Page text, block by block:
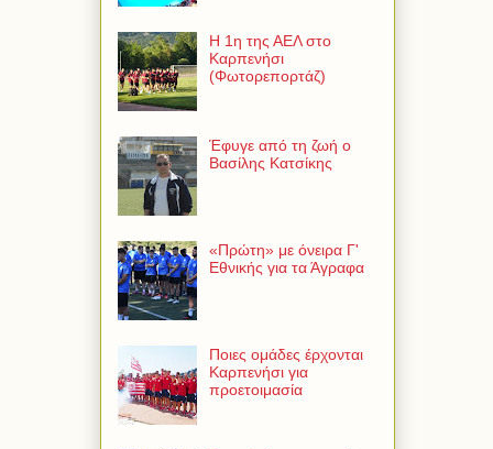
Η 1η της ΑΕΛ στο
Καρπενήσι
(Φωτορεπορτάζ)
Έφυγε από τη ζωή ο
Βασίλης Κατσίκης
«Πρώτη» με όνειρα Γ'
Εθνικής για τα Άγραφα
Ποιες ομάδες έρχονται
Καρπενήσι για
προετοιμασία